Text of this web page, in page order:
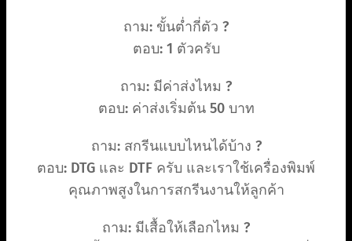
ถาม: ขั้นต่ำกี่ตัว ?
ตอบ: 1 ตัวครับ
ถาม: มีค่าส่งไหม ?
ตอบ: ค่าส่งเริ่มต้น 50 บาท
ถาม: สกรีนแบบไหนได้บ้าง ?
ตอบ: DTG และ DTF ครับ และเราใช้เครื่องพิมพ์
คุณภาพสูงในการสกรีนงานให้ลูกค้า
ถาม: มีเสื้อให้เลือกไหม ?